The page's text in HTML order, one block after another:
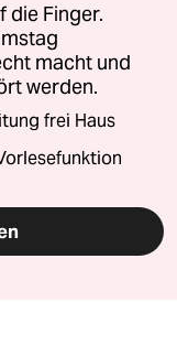
die Finger.
macht und
werden.
frei Haus